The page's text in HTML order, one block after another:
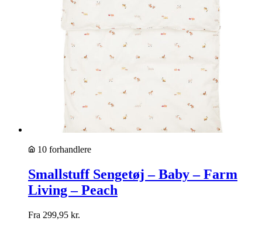
10 forhandlere
Smallstuff Sengetøj – Baby – Farm
Living – Peach
Fra 299,95 kr.